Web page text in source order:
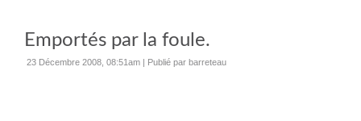
Emportés par la foule.
23 Décembre 2008, 08:51am | Publié par barreteau